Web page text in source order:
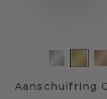
Aanschuifring